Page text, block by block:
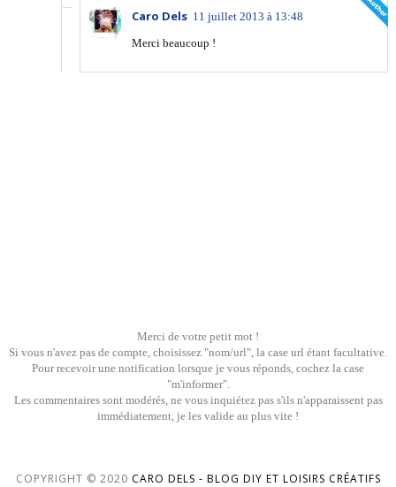
Caro Dels 11 juillet 2013 à 13:48
Merci beaucoup !
Merci de votre petit mot !
Si vous n'avez pas de compte, choisissez "nom/url", la case url étant facultative.
Pour recevoir une notification lorsque je vous réponds, cochez la case
"m'informer".
Les commentaires sont modérés, ne vous inquiétez pas s'ils n'apparaissent pas
immédiatement, je les valide au plus vite !
COPYRIGHT © 2020 CARO DELS - BLOG DIY ET LOISIRS CRÉATIFS